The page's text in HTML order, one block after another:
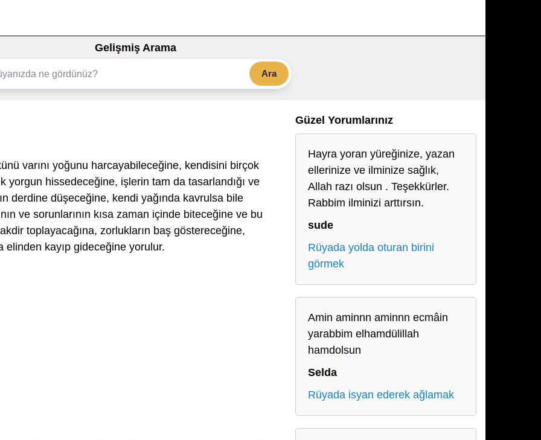
Gelişmiş Arama
Ara
varını yoğunu harcayabileceğine, kendisini birçok
yorgun hissedeceğine, işlerin tam da tasarlandığı ve
derdine düşeceğine, kendi yağında kavrulsa bile
ve sorunlarının kısa zaman içinde biteceğine ve bu
toplayacağına, zorlukların baş göstereceğine,
elinden kayıp gideceğine yorulur.
Güzel Yorumlarınız
Hayra yoran yüreğinize, yazan
ellerinize ve ilminize sağlık,
Allah razı olsun . Teşekkürler.
Rabbim ilminizi arttırsın.
sude
Rüyada yolda oturan birini
görmek
Amin aminnn aminnn ecmâin
yarabbim elhamdülillah
hamdolsun
Selda
Rüyada isyan ederek ağlamak